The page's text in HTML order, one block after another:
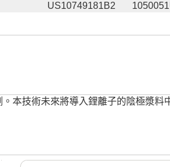
US10749181B2
本技術未來將導入鋰離子的陰極漿料